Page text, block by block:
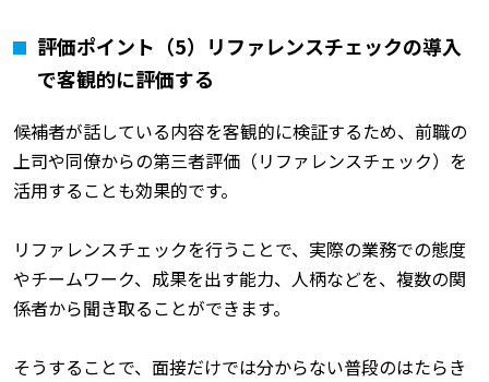
評価ポイント（5）リファレンスチェックの導入
で客観的に評価する
候補者が話している内容を客観的に検証するため、前職の
上司や同僚からの第三者評価（リファレンスチェック）を
活用することも効果的です。
リファレンスチェックを行うことで、実際の業務での態度
やチームワーク、成果を出す能力、人柄などを、複数の関
係者から聞き取ることができます。
そうすることで、面接だけでは分からない普段のはたらき